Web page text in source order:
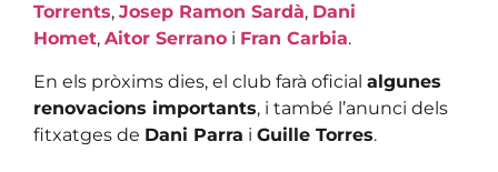
Torrents, Josep Ramon Sardà, Dani
Homet, Aitor Serrano i Fran Carbia.
En els pròxims dies, el club farà oficial algunes
renovacions importants, i també l’anunci dels
fitxatges de Dani Parra i Guille Torres.